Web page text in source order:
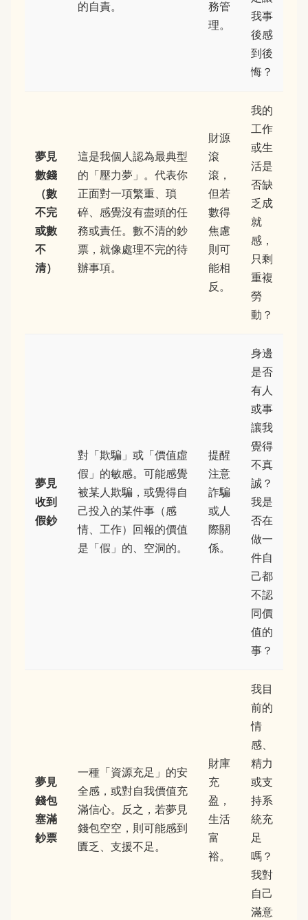
的自責。
務管
理。
我事
後感
到後
悔？
夢見
數錢
（數
不完
或數
不
清）
這是我個人認為最典型
的「壓力夢」。代表你
正面對一項繁重、瑣
碎、感覺沒有盡頭的任
務或責任。數不清的鈔
票，就像處理不完的待
辦事項。
財源
滾
滾，
但若
數得
焦慮
則可
能相
反。
我的
工作
或生
活是
否缺
乏成
就
感，
只剩
重複
勞
動？
夢見
收到
假鈔
對「欺騙」或「價值虛
假」的敏感。可能感覺
被某人欺騙，或覺得自
己投入的某件事（感
情、工作）回報的價值
是「假」的、空洞的。
提醒
注意
詐騙
或人
際關
係。
身邊
是否
有人
或事
讓我
覺得
不真
誠？
我是
否在
做一
件自
己都
不認
同價
值的
事？
夢見
錢包
塞滿
鈔票
一種「資源充足」的安
全感，或對自我價值充
滿信心。反之，若夢見
錢包空空，則可能感到
匱乏、支援不足。
財庫
充
盈，
生活
富
裕。
我目
前的
情
感、
精力
或支
持系
統充
足
嗎？
我對
自己
滿意